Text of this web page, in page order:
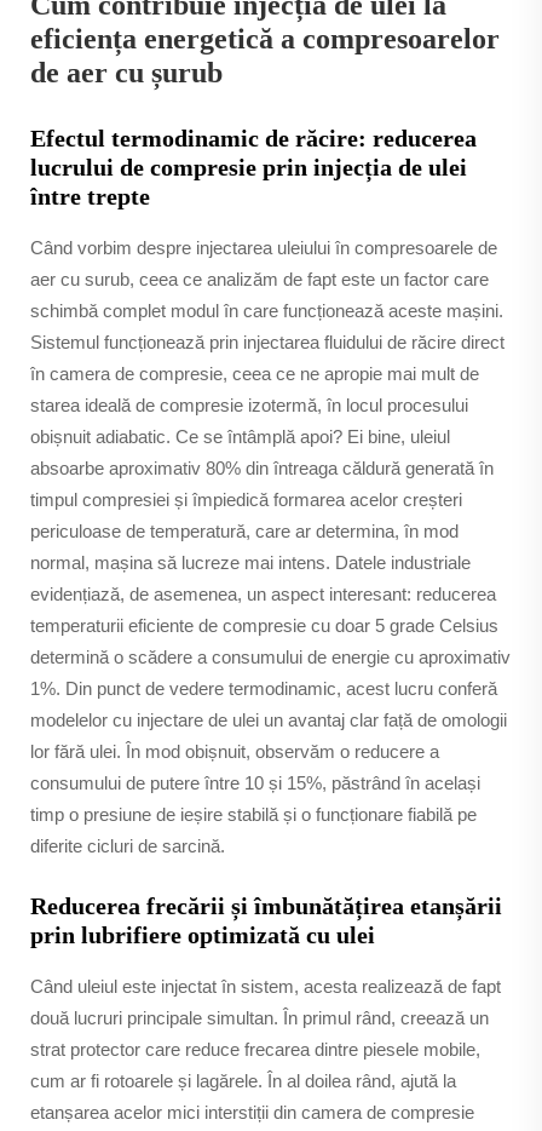
eficiența energetică a compresoarelor
de aer cu șurub
Efectul termodinamic de răcire: reducerea
lucrului de compresie prin injecția de ulei
între trepte
Când vorbim despre injectarea uleiului în compresoarele de
aer cu surub, ceea ce analizăm de fapt este un factor care
schimbă complet modul în care funcționează aceste mașini.
Sistemul funcționează prin injectarea fluidului de răcire direct
în camera de compresie, ceea ce ne apropie mai mult de
starea ideală de compresie izotermă, în locul procesului
obișnuit adiabatic. Ce se întâmplă apoi? Ei bine, uleiul
absoarbe aproximativ 80% din întreaga căldură generată în
timpul compresiei și împiedică formarea acelor creșteri
periculoase de temperatură, care ar determina, în mod
normal, mașina să lucreze mai intens. Datele industriale
evidențiază, de asemenea, un aspect interesant: reducerea
temperaturii eficiente de compresie cu doar 5 grade Celsius
determină o scădere a consumului de energie cu aproximativ
1%. Din punct de vedere termodinamic, acest lucru conferă
modelelor cu injectare de ulei un avantaj clar față de omologii
lor fără ulei. În mod obișnuit, observăm o reducere a
consumului de putere între 10 și 15%, păstrând în același
timp o presiune de ieșire stabilă și o funcționare fiabilă pe
diferite cicluri de sarcină.
Reducerea frecării și îmbunătățirea etanșării
prin lubrifiere optimizată cu ulei
Când uleiul este injectat în sistem, acesta realizează de fapt
două lucruri principale simultan. În primul rând, creează un
strat protector care reduce frecarea dintre piesele mobile,
cum ar fi rotoarele și lagărele. În al doilea rând, ajută la
etanșarea acelor mici interstiții din camera de compresie